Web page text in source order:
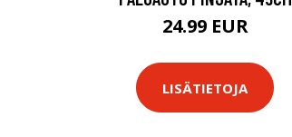
24.99 EUR
LISÄTIETOJA